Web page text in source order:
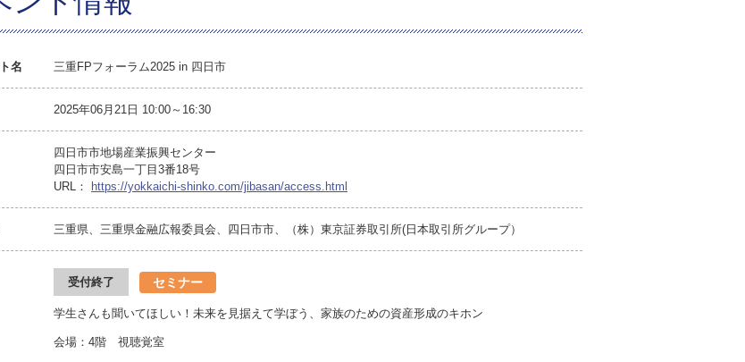
名 三重FPフォーラム2025 in 四日市
2025年06月21日 10:00～16:30
四日市市地場産業振興センター
四日市市安島一丁目3番18号
URL：
https://yokkaichi-shinko.com/jibasan/access.html
三重県、三重県金融広報委員会、四日市市、（株）東京証券取引所(日本取引所グループ）
受付終了 セミナー
学生さんも聞いてほしい！未来を見据えて学ぼう、家族のための資産形成のキホン
会場：4階 視聴覚室